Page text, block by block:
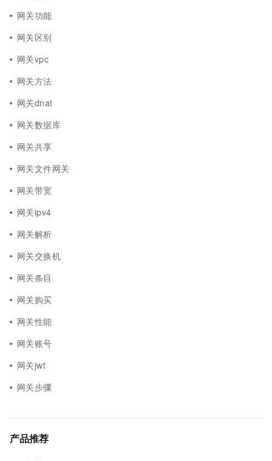
网关功能
网关区别
网关vpc
网关方法
网关dnat
网关数据库
网关共享
网关文件网关
网关带宽
网关ipv4
网关解析
网关交换机
网关条目
网关购买
网关性能
网关账号
网关jwt
网关步骤
产品推荐